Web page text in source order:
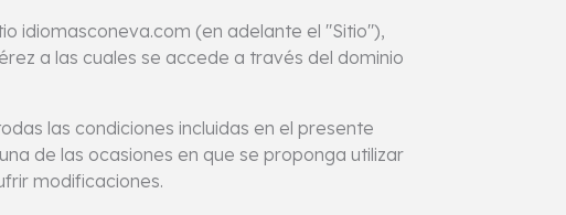
idiomasconeva.com (en adelante el "Sitio"),
a las cuales se accede a través del dominio
las condiciones incluidas en el presente
de las ocasiones en que se proponga utilizar
modificaciones.